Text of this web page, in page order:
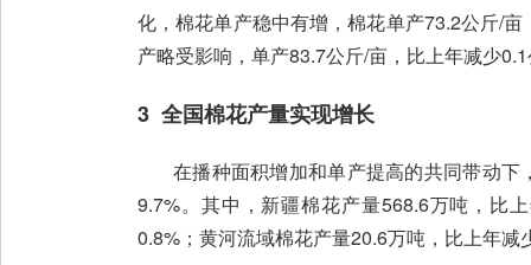
化，棉花单产稳中有增，棉花单产73.2公斤/
产略受影响，单产83.7公斤/亩，比上年减少
3 全国棉花产量实现增长
在播种面积增加和单产提高的共同带动下
9.7%。其中，新疆棉花产量568.6万吨，比
0.8%；黄河流域棉花产量20.6万吨，比上年减